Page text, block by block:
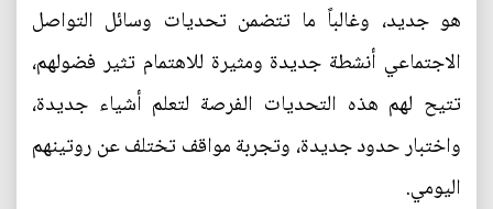
هو جديد، وغالباً ما تتضمن تحديات وسائل التواصل
الاجتماعي أنشطة جديدة ومثيرة للاهتمام تثير فضولهم،
تتيح لهم هذه التحديات الفرصة لتعلم أشياء جديدة،
واختبار حدود جديدة، وتجربة مواقف تختلف عن روتينهم
اليومي.